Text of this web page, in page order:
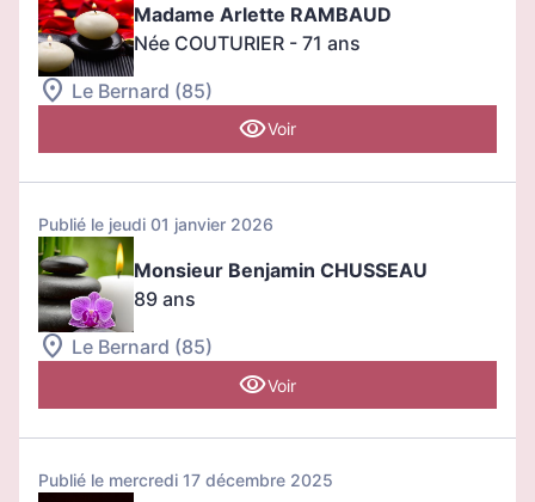
Madame Arlette RAMBAUD
Née COUTURIER - 71 ans
Le Bernard (85)
Voir
Publié le jeudi 01 janvier 2026
Monsieur Benjamin CHUSSEAU
89 ans
Le Bernard (85)
Voir
Publié le mercredi 17 décembre 2025